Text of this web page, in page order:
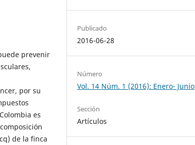
prevenir
por su
es
de la finca
Publicado
2016-06-28
Número
Vol. 14 Núm. 1 (2016): Enero- Junio
Sección
Artículos